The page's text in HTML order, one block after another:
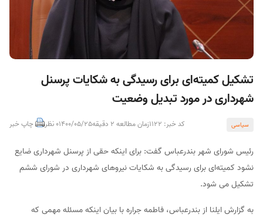
تشکیل کمیته‌ای برای رسیدگی به شکایات پرسنل
شهرداری در مورد تبدیل وضعیت
سیاسی کد خبر: 1122 زمان مطالعه 2 دقیقه 1400/05/250 نظر چاپ خبر
رئیس شورای شهر بندرعباس گفت: برای اینکه حقی از پرسنل شهرداری ضایع
نشود کمیته‌ای برای رسیدگی به شکایات نیروهای شهرداری در شورای ششم
تشکیل می شود.
به گزارش ایلنا از بندرعباس، فاطمه جراره با بیان اینکه مسئله مهمی که